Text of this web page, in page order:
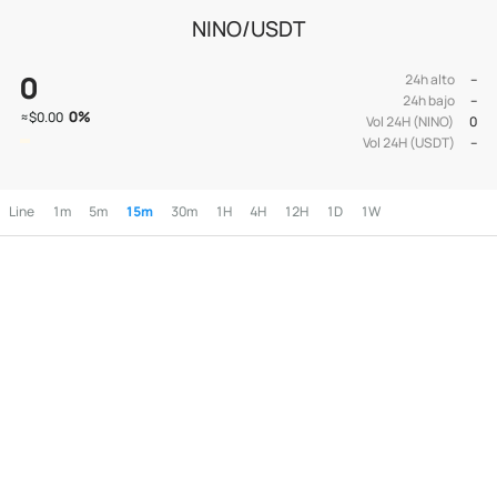
NINO/USDT
0
≈$0.00 0%
24h alto
--
24h bajo
--
Vol 24H (NINO)
0
Vol 24H (USDT)
--
Line 1m 5m 15m 30m 1H 4H 12H 1D 1W